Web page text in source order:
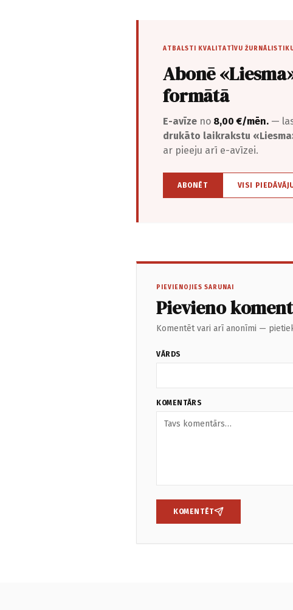
ATBALSTI KVALITATĪVU
Abonē
formātā
E-avīze no 8,00 €/mēn. —
drukāto laikrakstu
ar pieeju arī e-avīzei.
ABONĒT VISI
PIEVIENOJIES SARUNAI
Pievieno
Komentēt vari arī anonīmi —
VĀRDS
KOMENTĀRS
KOMENTĒT